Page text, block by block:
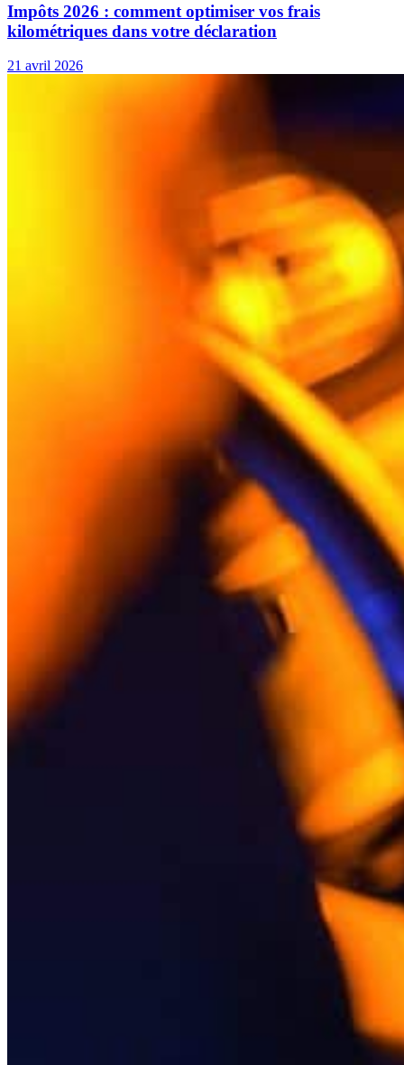
Impôts 2026 : comment optimiser vos frais
kilométriques dans votre déclaration
21 avril 2026